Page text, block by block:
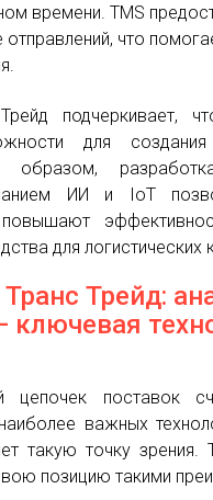
времени. TMS
что
подчеркивает,
для создания
ИИ и IoT
для логистических
Трейд:
цепочек поставок
важных
такую точку зрения.
позицию такими